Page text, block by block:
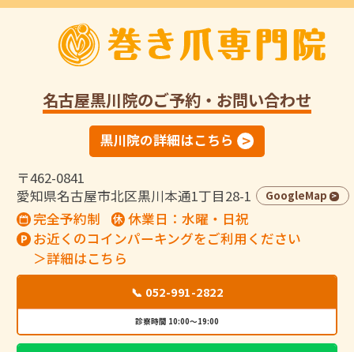
名古屋黒川院のご予約・お問い合わせ
黒川院の詳細はこちら
〒462-0841
愛知県名古屋市北区黒川本通1丁目28-1
GoogleMap
完全予約制
休業日：水曜・日祝
お近くのコインパーキングをご利用ください
＞詳細はこちら
📞 052-991-2822
診察時間 10:00～19:00